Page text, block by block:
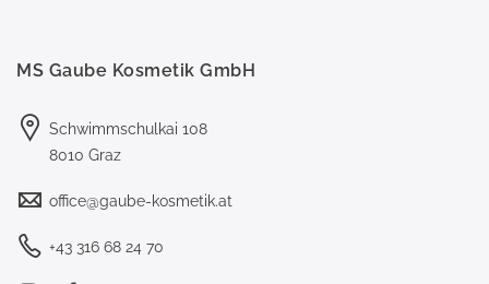
MS Gaube Kosmetik GmbH
Schwimmschulkai 108
8010 Graz
office@gaube-kosmetik.at
+43 316 68 24 70